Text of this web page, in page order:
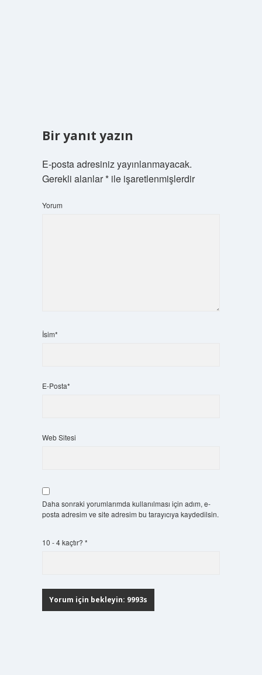
Bir yanıt yazın
E-posta adresiniz yayınlanmayacak.
Gerekli alanlar*ile işaretlenmişlerdir
Yorum
İsim*
E-Posta*
Web Sitesi
Daha sonraki yorumlarımda kullanılması için adım, e-
posta adresim ve site adresim bu tarayıcıya kaydedilsin.
10 - 4 kaçtır? *